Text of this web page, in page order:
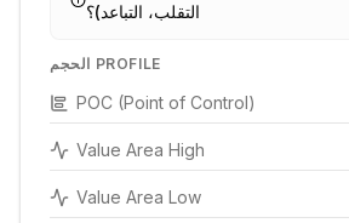
التقلب، التباعد)؟
الحجم PROFILE
POC (Point of Control)
Value Area High
Value Area Low